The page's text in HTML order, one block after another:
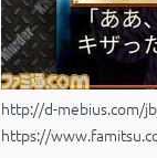
http://d-mebius.com/
https://